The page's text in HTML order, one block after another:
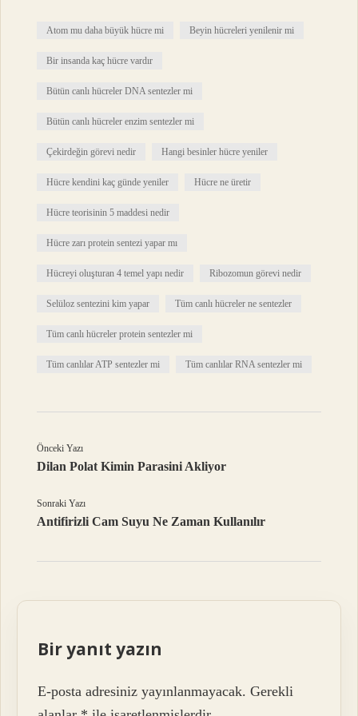
Atom mu daha büyük hücre mi Beyin hücreleri yenilenir mi
Bir insanda kaç hücre vardır
Bütün canlı hücreler DNA sentezler mi
Bütün canlı hücreler enzim sentezler mi
Çekirdeğin görevi nedir Hangi besinler hücre yeniler
Hücre kendini kaç günde yeniler Hücre ne üretir
Hücre teorisinin 5 maddesi nedir
Hücre zarı protein sentezi yapar mı
Hücreyi oluşturan 4 temel yapı nedir Ribozomun görevi nedir
Selüloz sentezini kim yapar Tüm canlı hücreler ne sentezler
Tüm canlı hücreler protein sentezler mi
Tüm canlılar ATP sentezler mi Tüm canlılar RNA sentezler mi
Önceki Yazı
Dilan Polat Kimin Parasini Akliyor
Sonraki Yazı
Antifirizli Cam Suyu Ne Zaman Kullanılır
Bir yanıt yazın
E-posta adresiniz yayınlanmayacak. Gerekli